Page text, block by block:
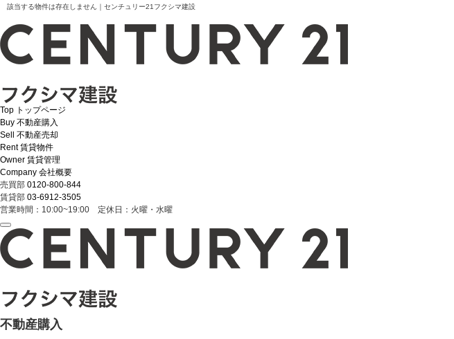
該当する物件は存在しません｜センチュリー21フクシマ建設
Top トップページ
Buy 不動産購入
Sell
不動産売却
Rent 賃貸物件
Owner 賃貸管理
Company 会社概要
売買部 0120-800-844
賃貸部 03-6912-3505
営業時間：10:00~19:00 定休日：火曜・水曜
不動産購入